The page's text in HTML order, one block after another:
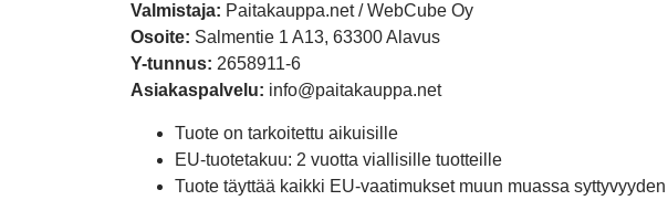
Valmistaja: Paitakauppa.net / WebCube Oy
Osoite: Salmentie 1 A13, 63300 Alavus
Y-tunnus: 2658911-6
Asiakaspalvelu: info@paitakauppa.net
Tuote on tarkoitettu aikuisille
EU-tuotetakuu: 2 vuotta viallisille tuotteille
Tuote täyttää kaikki EU-vaatimukset muun muassa